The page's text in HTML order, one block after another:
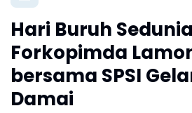
Hari Buruh Sedunia
Forkopimda
bersama SPSI
Damai